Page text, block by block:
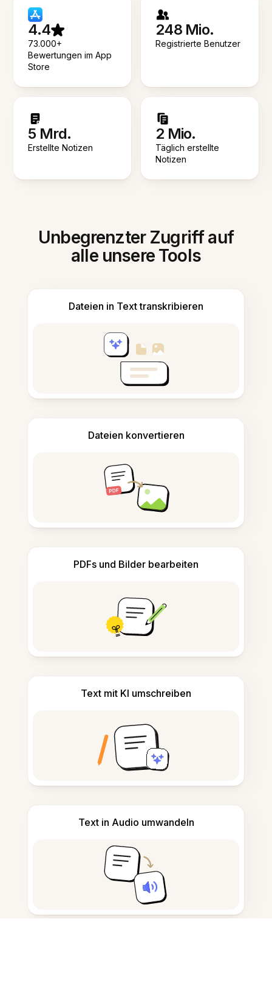
4.4
73.000+
Bewertungen im App
Store
248 Mio.
Registrierte Benutzer
5 Mrd.
Erstellte Notizen
2 Mio.
Täglich erstellte
Notizen
Unbegrenzter Zugriff auf
alle unsere Tools
Dateien in Text transkribieren
Dateien konvertieren
PDFs und Bilder bearbeiten
Text mit KI umschreiben
Text in Audio umwandeln